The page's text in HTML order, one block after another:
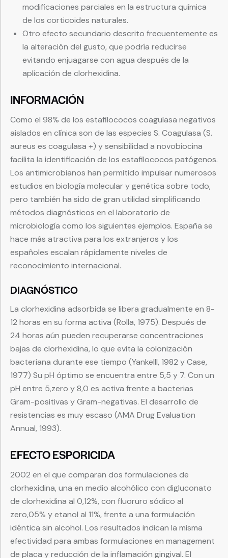
modificaciones parciales en la estructura química
de los corticoides naturales.
Otro efecto secundario descrito frecuentemente es
la alteración del gusto, que podría reducirse
evitando enjuagarse con agua después de la
aplicación de clorhexidina.
INFORMACIÓN
Como el 98% de los estafilococos coagulasa negativos
aislados en clínica son de las especies S. Coagulasa (S.
aureus es coagulasa +) y sensibilidad a novobiocina
facilita la identificación de los estafilococos patógenos.
Los antimicrobianos han permitido impulsar numerosos
estudios en biología molecular y genética sobre todo,
pero también ha sido de gran utilidad simplificando
métodos diagnósticos en el laboratorio de
microbiología como los siguientes ejemplos. España se
hace más atractiva para los extranjeros y los
españoles escalan rápidamente niveles de
reconocimiento internacional.
DIAGNÓSTICO
La clorhexidina adsorbida se libera gradualmente en 8-
12 horas en su forma activa (Rolla, 1975). Después de
24 horas aún pueden recuperarse concentraciones
bajas de clorhexidina, lo que evita la colonización
bacteriana durante ese tiempo (Yankelll, 1982 y Case,
1977) Su pH óptimo se encuentra entre 5,5 y 7. Con un
pH entre 5,zero y 8,0 es activa frente a bacterias
Gram-positivas y Gram-negativas. El desarrollo de
resistencias es muy escaso (AMA Drug Evaluation
Annual, 1993).
EFECTO ESPORICIDA
2002 en el que comparan dos formulaciones de
clorhexidina, una en medio alcohólico con digluconato
de clorhexidina al 0,12%, con fluoruro sódico al
zero,05% y etanol al 11%, frente a una formulación
idéntica sin alcohol. Los resultados indican la misma
efectividad para ambas formulaciones en management
de placa y reducción de la inflamación gingival. El